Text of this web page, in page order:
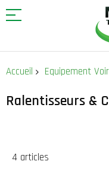
contenu
Accueil Equipement
Ralentisseurs &
4 articles